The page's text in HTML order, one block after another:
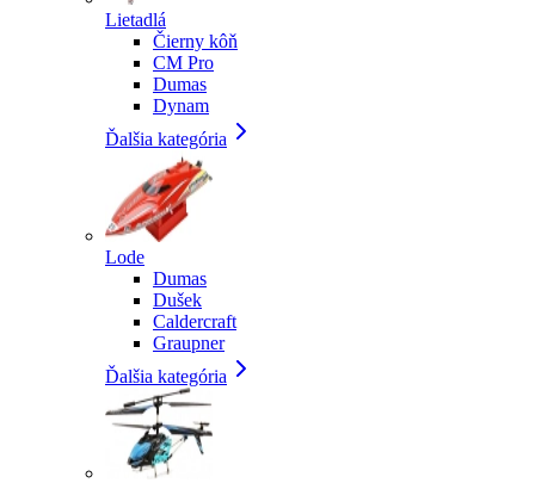
Lietadlá
Čierny kôň
CM Pro
Dumas
Dynam
Ďalšia kategória
Lode
Dumas
Dušek
Caldercraft
Graupner
Ďalšia kategória